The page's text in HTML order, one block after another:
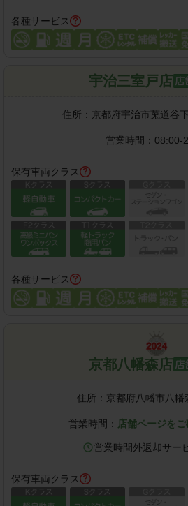
各種サービス
宇治三室戸店
住所： 京都府宇治市莵道谷
営業時間： 08:00-
保有車両クラス
各種サービス
京都八幡森店
住所： 京都府八幡市八幡
営業時間： 店舗ページを
営業時間外返却サー
保有車両クラス